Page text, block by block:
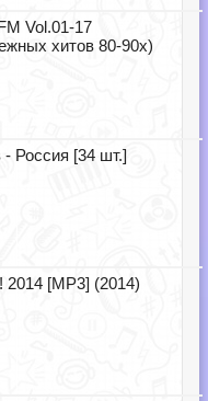
Vol.01-17
хитов 80-90х)
Россия [34 шт.]
[MP3] (2014)